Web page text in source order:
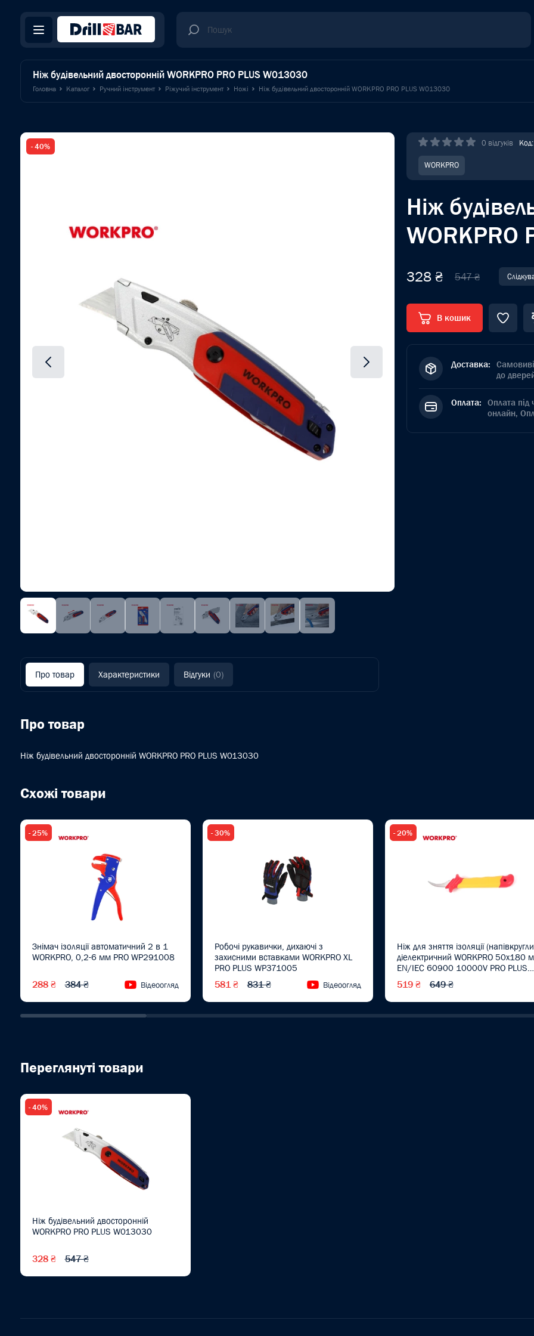
Ніж будівельний двосторонній WORKPRO PRO PLUS W013030
Головна Каталог Ручний інструмент Ріжучий інструмент Ножі Ніж будівельний двосторонній WORKPRO PRO PLUS W013030
- 40% 0 відгуків
WORKPRO
Ніж
WORKPRO
328 ₴ 547 ₴
В кошик
Доставка:
до
Оплата: Оплата
онлайн,
Про товар Характеристики Відгуки (0)
Про товар
Ніж будівельний двосторонній WORKPRO PRO PLUS W013030
Схожі товари
- 25%
Знімач ізоляції автоматичний 2 в 1
WORKPRO, 0,2-6 мм PRO WP291008
288 ₴ 384 ₴ Відеоогляд
- 30%
Робочі рукавички, дихаючі з
захисними вставками WORKPRO XL
PRO PLUS WP371005
581 ₴ 831 ₴ Відеоогляд
- 20%
Ніж для зняття ізоляції
діелектричний WORKPRO 50x180
EN/IEC 60900 10000V PRO PLUS
519 ₴ 649 ₴
Переглянуті товари
- 40%
Ніж будівельний двосторонній
WORKPRO PRO PLUS W013030
328 ₴ 547 ₴